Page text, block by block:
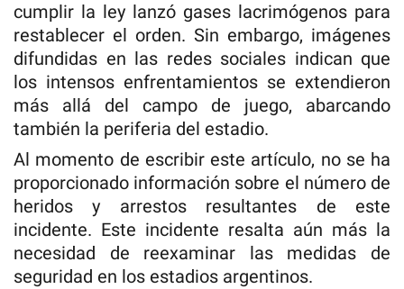
cumplir la ley lanzó gases lacrimógenos para
restablecer el orden. Sin embargo, imágenes
difundidas en las redes sociales indican que
los intensos enfrentamientos se extendieron
más allá del campo de juego, abarcando
también la periferia del estadio.
Al momento de escribir este artículo, no se ha
proporcionado información sobre el número de
heridos y arrestos resultantes de este
incidente. Este incidente resalta aún más la
necesidad de reexaminar las medidas de
seguridad en los estadios argentinos.